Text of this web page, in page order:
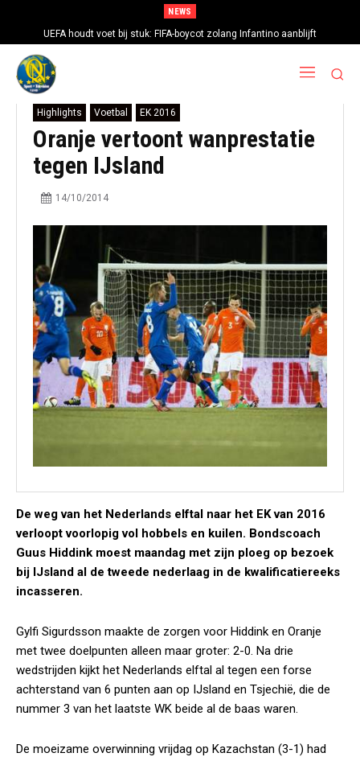
NEWS
UEFA houdt voet bij stuk: FIFA-boycot zolang Infantino aanblijft
Highlights Voetbal EK 2016
Oranje vertoont wanprestatie
tegen IJsland
14/10/2014
De weg van het Nederlands elftal naar het EK van 2016
verloopt voorlopig vol hobbels en kuilen. Bondscoach
Guus Hiddink moest maandag met zijn ploeg op bezoek
bij IJsland al de tweede nederlaag in de kwalificatiereeks
incasseren.
Gylfi Sigurdsson maakte de zorgen voor Hiddink en Oranje
met twee doelpunten alleen maar groter: 2-0. Na drie
wedstrijden kijkt het Nederlands elftal al tegen een forse
achterstand van 6 punten aan op IJsland en Tsjechië, die de
nummer 3 van het laatste WK beide al de baas waren.
De moeizame overwinning vrijdag op Kazachstan (3-1) had